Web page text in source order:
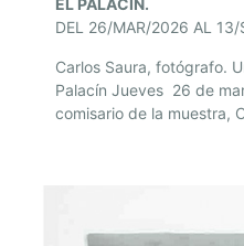
EL PALACÍN.
DEL 26/MAR/2026 AL 13/
Carlos Saura, fotógrafo.
Palacín Jueves 26 de
comisario de la muestra,